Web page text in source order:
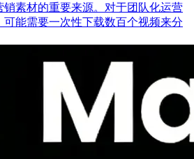
销素材的重要来源。对于团队化运营
可能需要一次性下载数百个视频来分